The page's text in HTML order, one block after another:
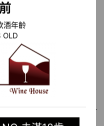
酒年齡
OLD
RE:FIND RYE WHISKEY